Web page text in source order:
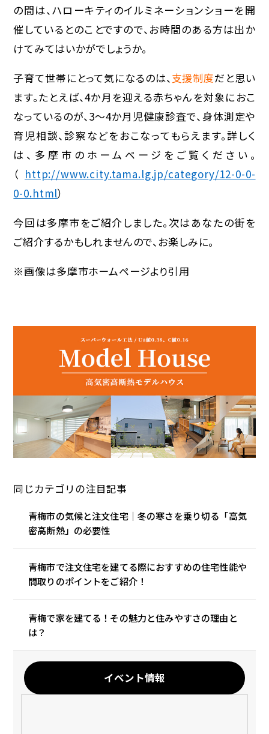
の間は、ハローキティのイルミネーションショーを開
催しているとのことですので、お時間のある方は出か
けてみてはいかがでしょうか。
子育て世帯にとって気になるのは、支援制度だと思い
ます。たとえば、4か月を迎える赤ちゃんを対象におこ
なっているのが、3〜4か月児健康診査で、身体測定や
育児相談、診察などをおこなってもらえます。詳しく
は、多摩市のホームページをご覧ください。
（ http://www.city.tama.lg.jp/category/12-0-0-
0-0.html）
今回は多摩市をご紹介しました。次はあなたの街を
ご紹介するかもしれませんので、お楽しみに。
※画像は多摩市ホームページより引用
同じカテゴリの注目記事
青梅市の気候と注文住宅｜冬の寒さを乗り切る「高気
密高断熱」の必要性
青梅市で注文住宅を建てる際におすすめの住宅性能や
間取りのポイントをご紹介！
青梅で家を建てる！その魅力と住みやすさの理由と
は？
イベント情報